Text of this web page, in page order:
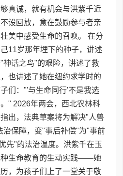
真诚，就有机会与洪紫千近
设回放，意在鼓励参与者亲
美中感受生命的召唤。 在分
11岁那年埋下的种子，讲述
神话之鸟"的艰险，讲述了救
也讲述了她在纽约求学时的
们："'与生命同行'不是我选
" 2026年两会，西北农林科
出，法典草案将为解决"人兽
治保障，变"事后补偿"为"事前
先"的法治温度。洪紫千在玉
种生命教育的生动实践——她
，为孩子们上了一堂关于敬